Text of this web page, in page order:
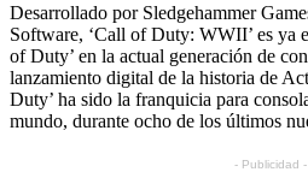
Desarrollado por Sledgehammer
Software, ‘Call of Duty: WWII’ es ya
of Duty’ en la actual generación de
lanzamiento digital de la historia de
Duty’ ha sido la franquicia para
mundo, durante ocho de los últimos
- Publicidad -